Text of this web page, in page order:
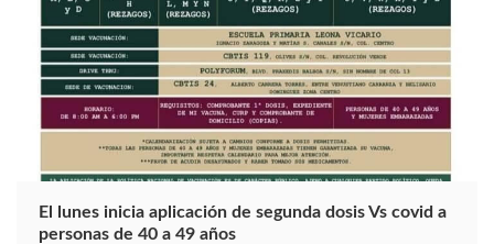
El lunes inicia aplicación de segunda dosis Vs covid a
personas de 40 a 49 años